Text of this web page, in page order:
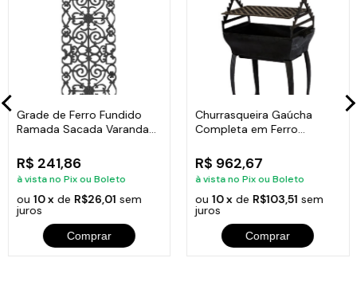
Grade de Ferro Fundido
Ramada Sacada Varanda
R$ 241,86
à vista no Pix ou Boleto
ou 10 xde R$26,01 sem
juros
Comprar
Churrasqueira Gaúcha
Completa em Ferro
R$ 962,67
à vista no Pix ou Boleto
ou 10 xde R$103,51 sem
juros
Comprar